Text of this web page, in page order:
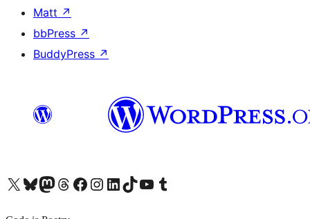
Matt ↗
bbPress ↗
BuddyPress ↗
X (旧 Twitter) アカウントへBluesky アカウントへMastodon アカウントへThreads アカウントへ Facebook ページへInstagram アカウントへ LinkedIn アカウントへTikTok アカウントへYouTube チャンネルへ Tumblr アカウントへ